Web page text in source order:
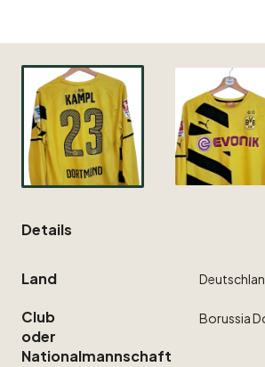
Details
Land
Club
oder
Nationalmannschaft
Borussia